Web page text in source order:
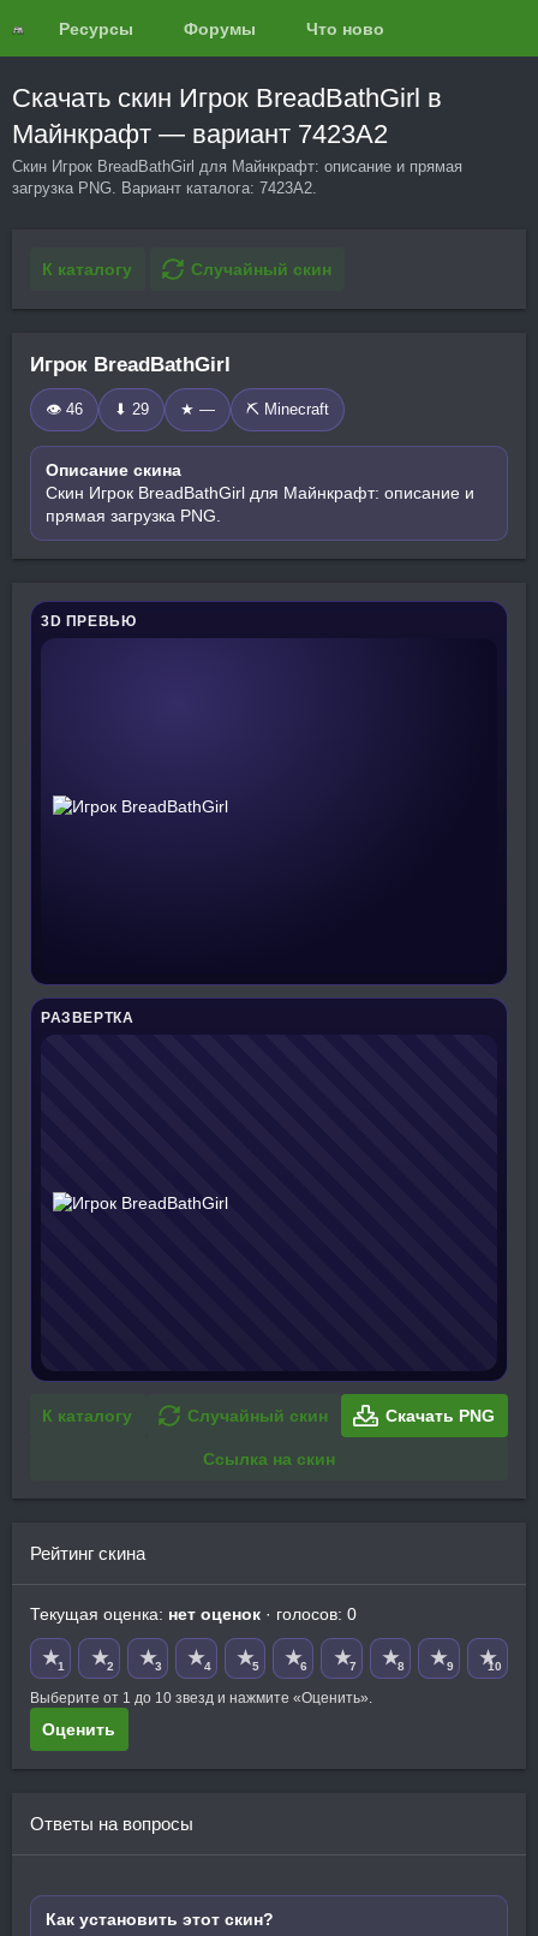
Ресурсы Форумы Что нового?
Скачать скин Игрок BreadBathGirl в
Майнкрафт — вариант 7423A2
Скин Игрок BreadBathGirl для Майнкрафт: описание и прямая
загрузка PNG. Вариант каталога: 7423A2.
К каталогу Случайный скин
Игрок BreadBathGirl
👁 46 ⬇ 29 ★ — ⛏️ Minecraft
Описание скина
Скин Игрок BreadBathGirl для Майнкрафт: описание и
прямая загрузка PNG.
3D ПРЕВЬЮ
РАЗВЕРТКА
К каталогу Случайный скин Скачать PNG
Ссылка на скин
Рейтинг скина
Текущая оценка: нет оценок · голосов: 0
★1 ★2 ★3 ★4 ★5 ★6 ★7 ★8 ★9 ★10
Выберите от 1 до 10 звезд и нажмите «Оценить».
Оценить
Ответы на вопросы
Как установить этот скин?